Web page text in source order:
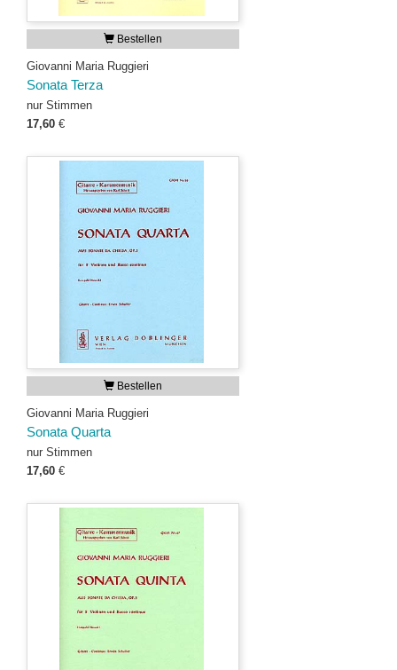
Bestellen
Giovanni Maria Ruggieri
Sonata Terza
nur Stimmen
17,60 €
Bestellen
Giovanni Maria Ruggieri
Sonata Quarta
nur Stimmen
17,60 €